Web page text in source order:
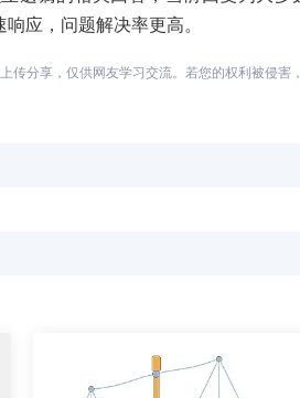
应，问题解决率更高。
传分享，仅供网友学习交流。若您的权利被侵